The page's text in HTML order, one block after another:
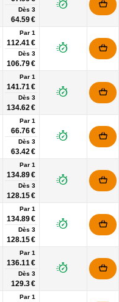
Dès 3
64.59 €
Par 1
112.41 €
Dès 3
106.79 €
Par 1
141.71 €
Dès 3
134.62 €
Par 1
66.76 €
Dès 3
63.42 €
Par 1
134.89 €
Dès 3
128.15 €
Par 1
134.89 €
Dès 3
128.15 €
Par 1
136.11 €
Dès 3
129.3 €
Par 1